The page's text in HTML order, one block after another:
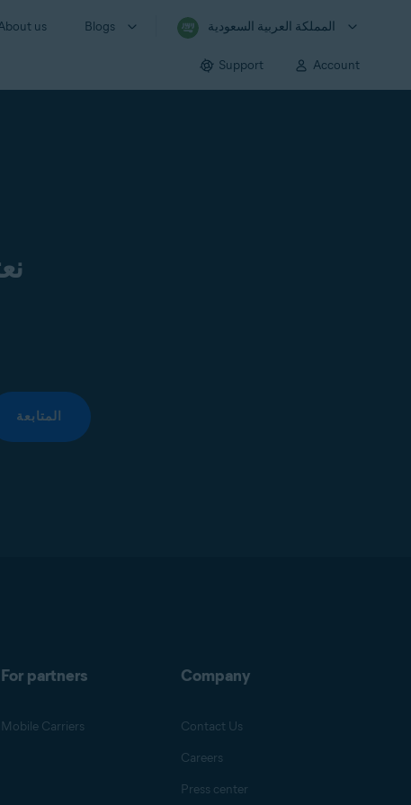
us Blogs المملكة العربية السعودية
Support Account
المتابعة
For partners
Mobile Carriers
Company
Contact Us
Careers
Press center